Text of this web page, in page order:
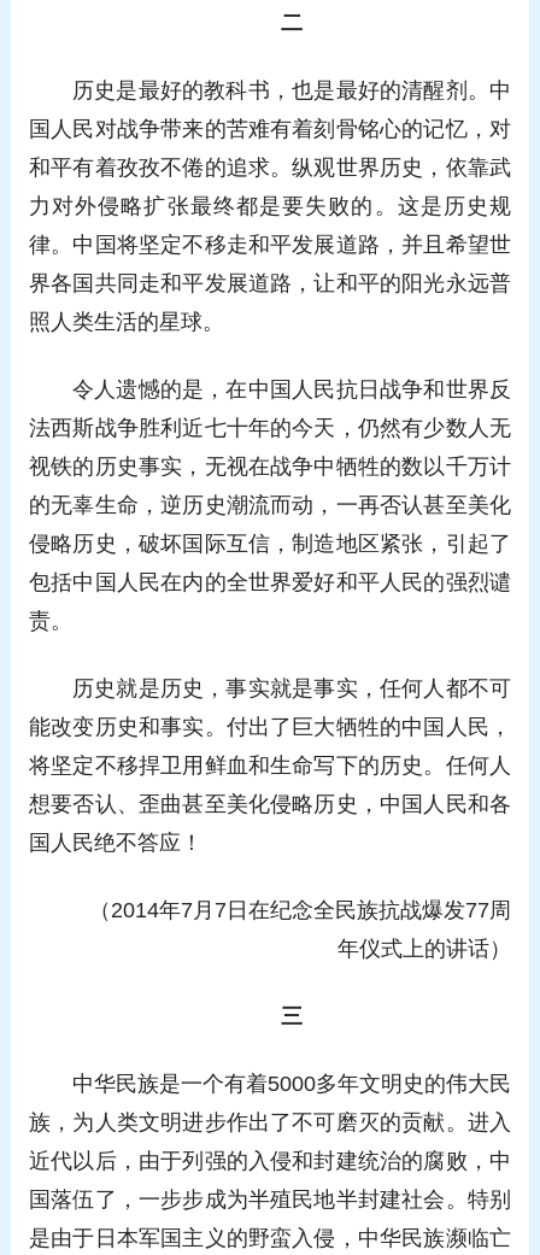
二
历史是最好的教科书，也是最好的清醒剂。中
国人民对战争带来的苦难有着刻骨铭心的记忆，对
和平有着孜孜不倦的追求。纵观世界历史，依靠武
力对外侵略扩张最终都是要失败的。这是历史规
律。中国将坚定不移走和平发展道路，并且希望世
界各国共同走和平发展道路，让和平的阳光永远普
照人类生活的星球。
令人遗憾的是，在中国人民抗日战争和世界反
法西斯战争胜利近七十年的今天，仍然有少数人无
视铁的历史事实，无视在战争中牺牲的数以千万计
的无辜生命，逆历史潮流而动，一再否认甚至美化
侵略历史，破坏国际互信，制造地区紧张，引起了
包括中国人民在内的全世界爱好和平人民的强烈谴
责。
历史就是历史，事实就是事实，任何人都不可
能改变历史和事实。付出了巨大牺牲的中国人民，
将坚定不移捍卫用鲜血和生命写下的历史。任何人
想要否认、歪曲甚至美化侵略历史，中国人民和各
国人民绝不答应！
（2014年7月7日在纪念全民族抗战爆发77周
年仪式上的讲话）
三
中华民族是一个有着5000多年文明史的伟大民
族，为人类文明进步作出了不可磨灭的贡献。进入
近代以后，由于列强的入侵和封建统治的腐败，中
国落伍了，一步步成为半殖民地半封建社会。特别
是由于日本军国主义的野蛮入侵，中华民族濒临亡